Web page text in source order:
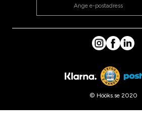
© Hööks.se 2020